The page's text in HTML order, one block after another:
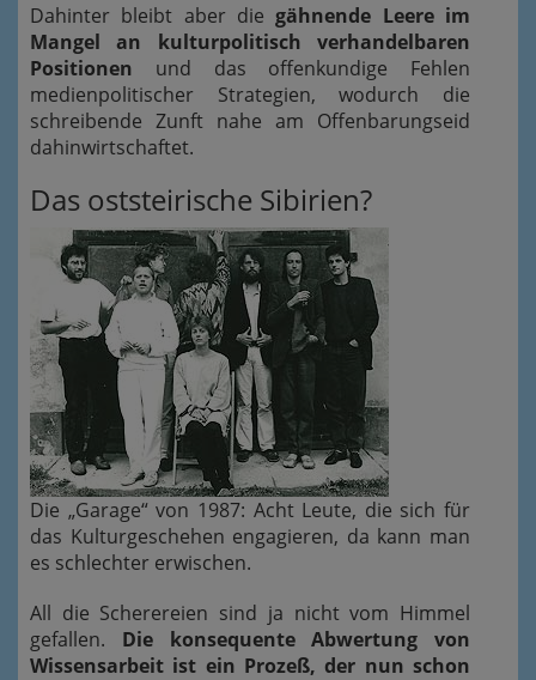
Dahinter bleibt aber die gähnende Leere im
Mangel an kulturpolitisch verhandelbaren
Positionen und das offenkundige Fehlen
medienpolitischer Strategien, wodurch die
schreibende Zunft nahe am Offenbarungseid
dahinwirtschaftet.
Das oststeirische Sibirien?
Die „Garage“ von 1987: Acht Leute, die sich für
das Kulturgeschehen engagieren, da kann man
es schlechter erwischen.
All die Scherereien sind ja nicht vom Himmel
gefallen. Die konsequente Abwertung von
Wissensarbeit ist ein Prozeß, der nun schon